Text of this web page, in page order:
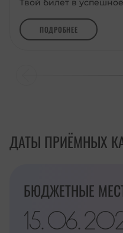
Твой билет в
ПОДРОБНЕЕ
ДАТЫ ПРИЁМНЫХ
БЮДЖЕТНЫЕ
15 06